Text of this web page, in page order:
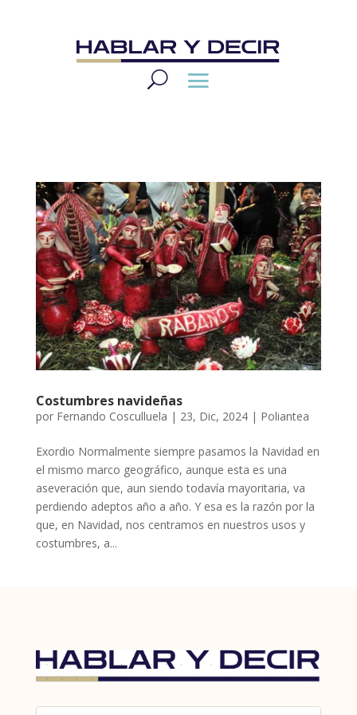
Costumbres navideñas
por Fernando Cosculluela | 23, Dic, 2024| Poliantea
Exordio Normalmente siempre pasamos la Navidad en
el mismo marco geográfico, aunque esta es una
aseveración que, aun siendo todavía mayoritaria, va
perdiendo adeptos año a año. Y esa es la razón por la
que, en Navidad, nos centramos en nuestros usos y
costumbres, a...